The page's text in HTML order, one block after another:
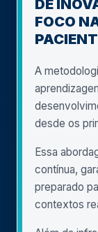
DE
FOCO
A
desde os
Essa
contínua,
preparado
contextos